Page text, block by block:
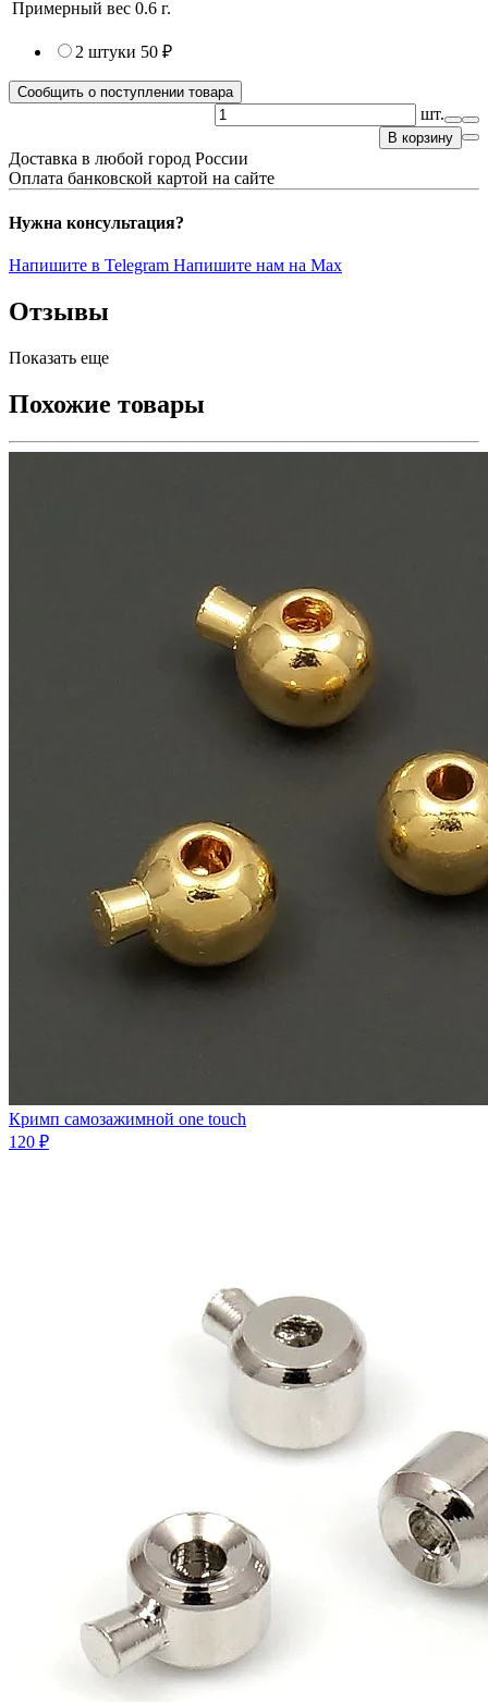
Примерный вес 0.6 г.
2 штуки 50 ₽
Сообщить о поступлении товара
шт.
В корзину
Доставка в любой город России
Оплата банковской картой на сайте
Нужна консультация?
Напишите в Telegram Напишите нам на Max
Отзывы
Показать еще
Похожие товары
Кримп самозажимной one touch
120 ₽